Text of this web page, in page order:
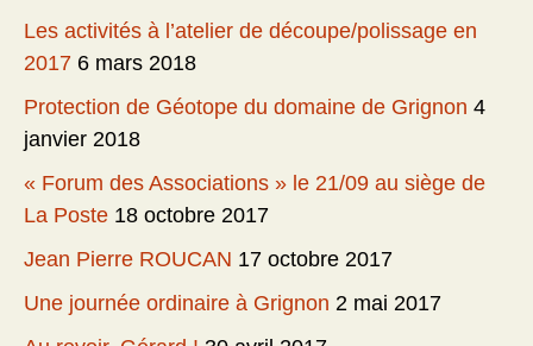
Les activités à l’atelier de découpe/polissage en
2017 6 mars 2018
Protection de Géotope du domaine de Grignon 4
janvier 2018
« Forum des Associations » le 21/09 au siège de
La Poste 18 octobre 2017
Jean Pierre ROUCAN 17 octobre 2017
Une journée ordinaire à Grignon 2 mai 2017